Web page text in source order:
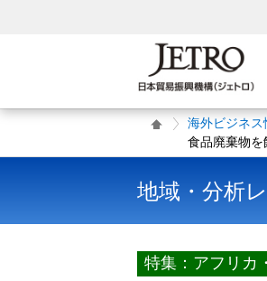
海外ビジネス
食品廃棄物を
地域・分析
特集：アフリカ